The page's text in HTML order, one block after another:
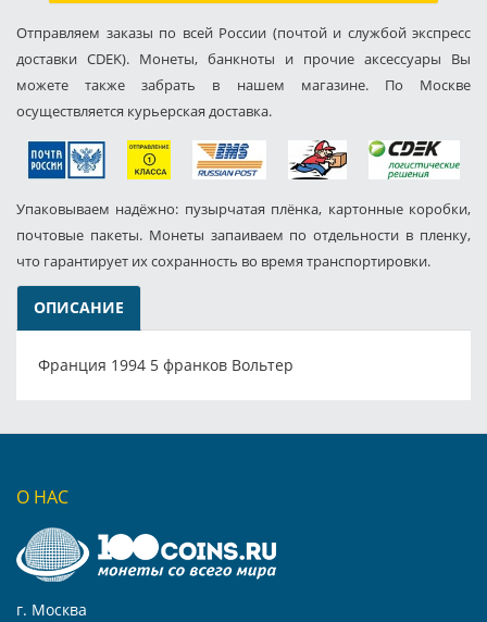
Отправляем заказы по всей России (почтой и службой экспресс
доставки CDEK). Монеты, банкноты и прочие аксессуары Вы
можете также забрать в нашем магазине. По Москве
осуществляется курьерская доставка.
Упаковываем надёжно: пузырчатая плёнка, картонные коробки,
почтовые пакеты. Монеты запаиваем по отдельности в пленку,
что гарантирует их сохранность во время транспортировки.
ОПИСАНИЕ
Франция 1994 5 франков Вольтер
О НАС
г. Москва